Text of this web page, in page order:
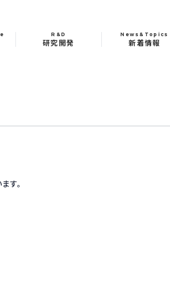
R&D
研究開発
News&Topics
新着情報
す。